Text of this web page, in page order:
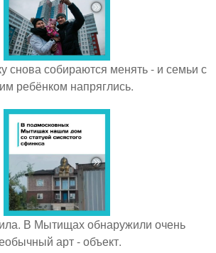
снова собираются менять - и семьи с
ребёнком напряглись.
В Мытищах обнаружили очень
арт - объект.